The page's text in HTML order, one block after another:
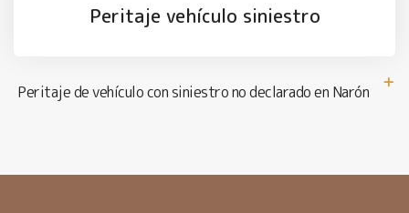
Peritaje vehículo siniestro
Peritaje de vehículo con siniestro no declarado en Narón